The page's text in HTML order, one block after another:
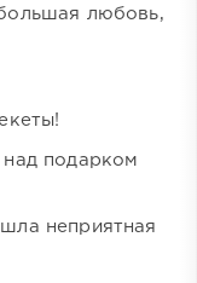
любовь,
подарком
неприятная